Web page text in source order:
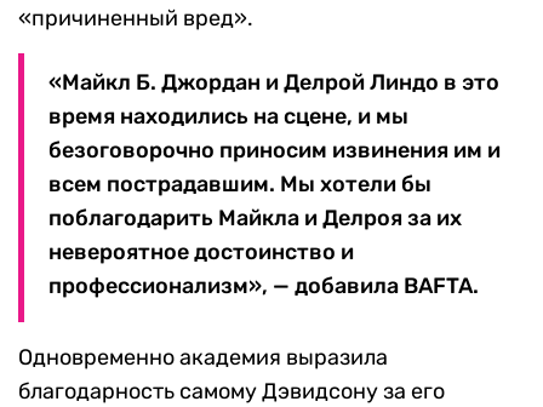
«причиненный вред».
«Майкл Б. Джордан и Делрой Линдо в это
время находились на сцене, и мы
безоговорочно приносим извинения им и
всем пострадавшим. Мы хотели бы
поблагодарить Майкла и Делроя за их
невероятное достоинство и
профессионализм», — добавила BAFTA.
Одновременно академия выразила
благодарность самому Дэвидсону за его